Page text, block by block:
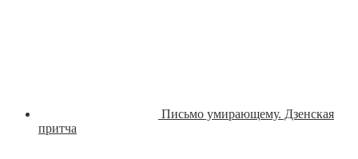
Письмо умирающему. Дзенская
притча